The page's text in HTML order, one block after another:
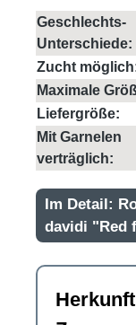
Geschlechts-
Unterschiede:
Zucht
Maximale
Liefergröße:
Mit Garnelen
verträglich:
Im Detail:
davidi "Red